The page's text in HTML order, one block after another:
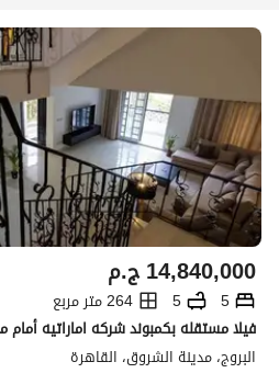
ج.م14,840,000
5
5
264 متر مربع
البروج، مدينة الشروق، القاهرة